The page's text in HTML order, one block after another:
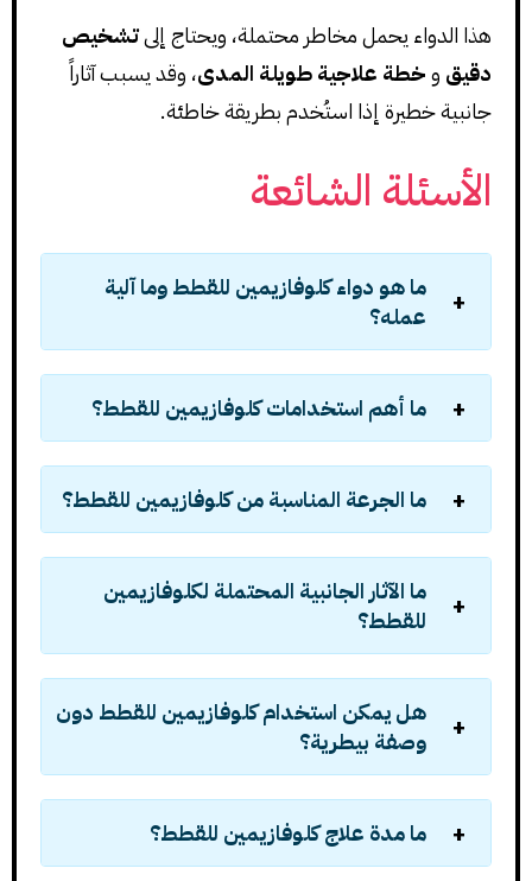
هذا الدواء يحمل مخاطر محتملة، ويحتاج إلىتشخيص
دقيق وخطة علاجية طويلة المدى، وقد يسبب آثاراً
جانبية خطيرة إذا استُخدم بطريقة خاطئة.
الأسئلة الشائعة
ما هو دواء كلوفازيمين للقطط وما آلية
عمله؟
ما أهم استخدامات كلوفازيمين للقطط؟
ما الجرعة المناسبة من كلوفازيمين للقطط؟
ما الآثار الجانبية المحتملة لكلوفازيمين
للقطط؟
هل يمكن استخدام كلوفازيمين للقطط دون
وصفة بيطرية؟
ما مدة علاج كلوفازيمين للقطط؟